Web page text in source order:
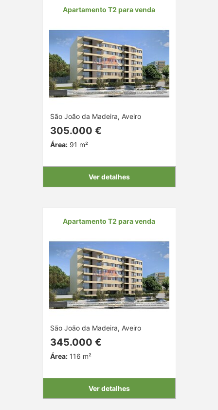
Apartamento T2 para venda
São João da Madeira, Aveiro
305.000 €
Área:91 m²
Ver detalhes
Apartamento T2 para venda
São João da Madeira, Aveiro
345.000 €
Área:116 m²
Ver detalhes